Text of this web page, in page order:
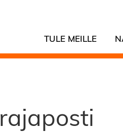
TULE MEILLE
rajaposti